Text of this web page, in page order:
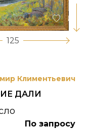
125
Климентьевич
ДАЛИ
По запросу